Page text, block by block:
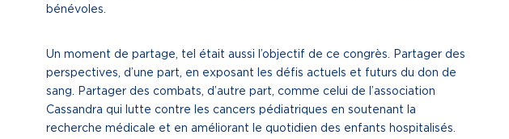
bénévoles.
Un moment de partage, tel était aussi l’objectif de ce congrès. Partager des
perspectives, d’une part, en exposant les défis actuels et futurs du don de
sang. Partager des combats, d’autre part, comme celui de l’association
Cassandra qui lutte contre les cancers pédiatriques en soutenant la
recherche médicale et en améliorant le quotidien des enfants hospitalisés.